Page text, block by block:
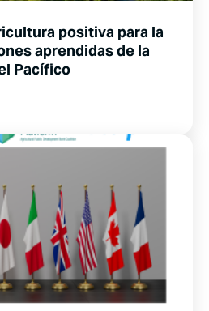
positiva para la
aprendidas de la
Pacífico